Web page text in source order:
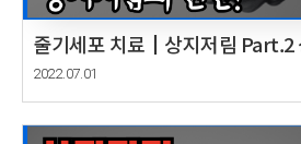
줄기세포 치료┃상지저림 Part.2
팔꿈치 질환이란? Cause and
upper limb Part.2
2022.07.01